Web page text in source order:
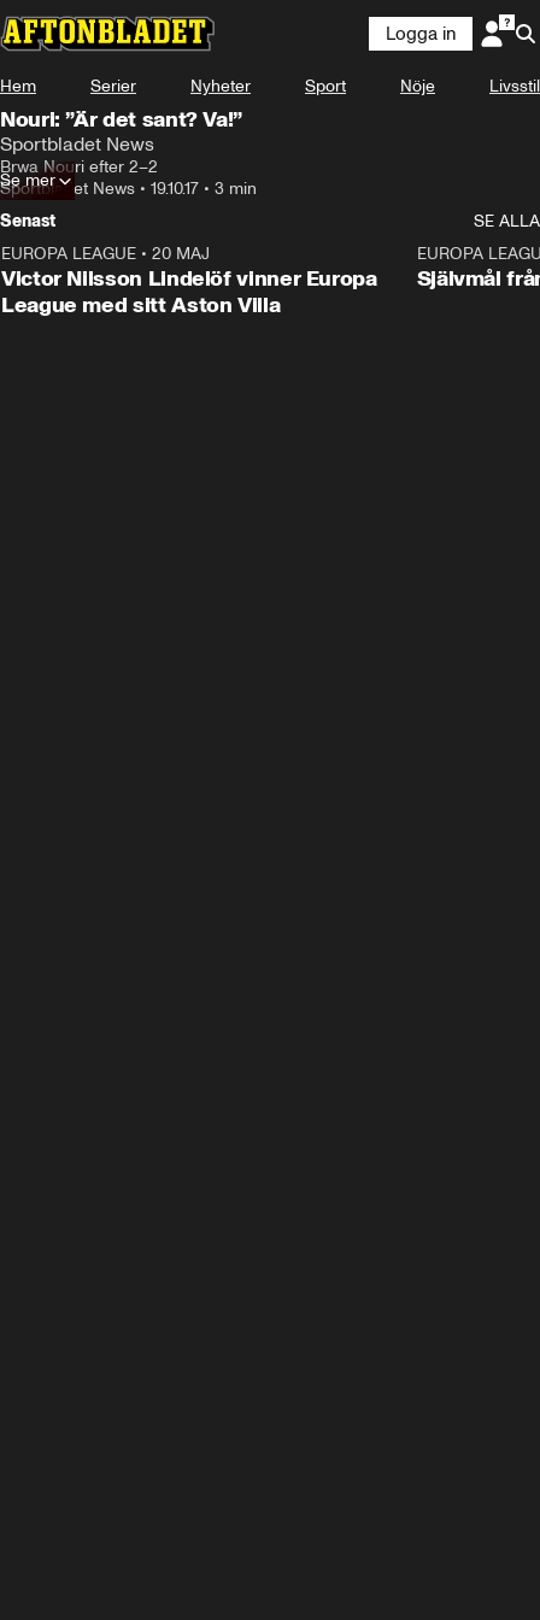
Logga in
Hem Serier Nyheter Sport Nöje Livsstil
Nouri: ”Är det sant? Va!”
Sportbladet News
Brwa Nouri efter 2–2
Sportbladet News • 19.10.17 • 3 min
Se mer
Senast
SE ALLA
EUROPA LEAGUE • 20 MAJ
Victor Nilsson Lindelöf vinner Europa
League med sitt Aston Villa
EUROPA
Självmål